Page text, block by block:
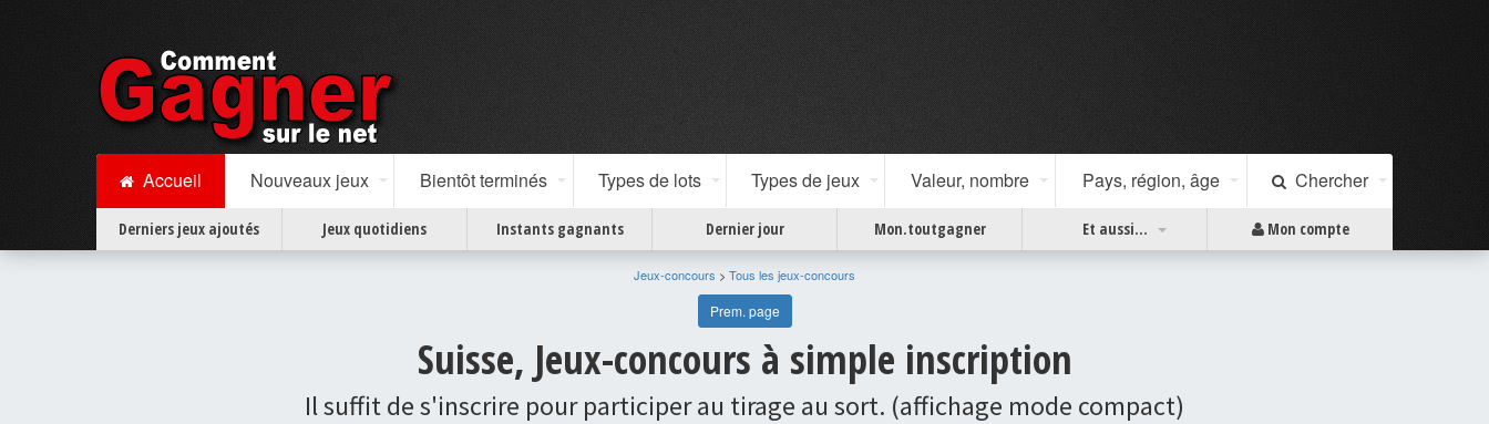
Accueil Nouveaux jeux Bientôt terminés Types de lots Types de jeux Valeur, nombre Pays, région, âge Chercher
Derniers jeux ajoutés Jeux quotidiens Instants gagnants Dernier jour Mon.toutgagner Et aussi... Mon compte
Jeux-concours > Tous les jeux-concours
Prem. page
Suisse, Jeux-concours à simple inscription
Il suffit de s'inscrire pour participer au tirage au sort. (affichage mode compact)